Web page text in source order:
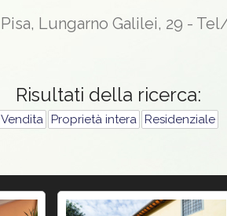
Pisa, Lungarno Galilei, 29 -
Risultati della ricerca:
Vendita Proprietà intera Residenziale